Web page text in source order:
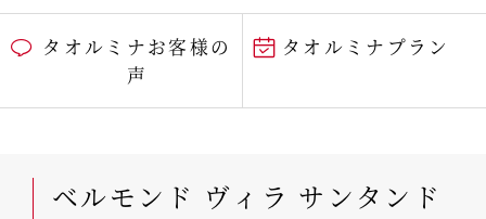
タオルミナお客様の
声
タオルミナプラン
ベルモンド ヴィラ サンタンド